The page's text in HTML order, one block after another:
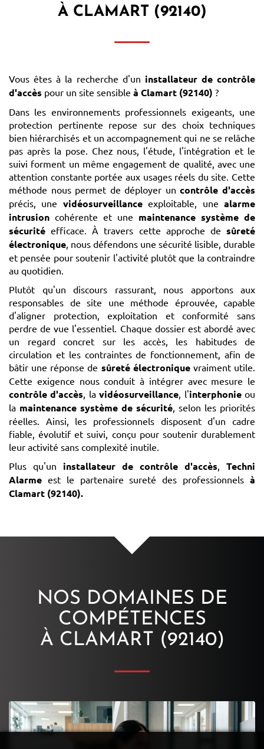
À CLAMART (92140)
Vous êtes à la recherche d'un installateur de contrôle
d'accès pour un site sensible à Clamart (92140) ?
Dans les environnements professionnels exigeants, une
protection pertinente repose sur des choix techniques
bien hiérarchisés et un accompagnement qui ne se relâche
pas après la pose. Chez nous, l'étude, l'intégration et le
suivi forment un même engagement de qualité, avec une
attention constante portée aux usages réels du site. Cette
méthode nous permet de déployer uncontrôle d'accès
précis, une vidéosurveillanceexploitable, unealarme
intrusion cohérente et une maintenance système de
sécurité efficace. À travers cette approche de sûreté
électronique , nous défendons une sécurité lisible, durable
et pensée pour soutenir l'activité plutôt que la contraindre
au quotidien.
Plutôt qu'un discours rassurant, nous apportons aux
responsables de site une méthode éprouvée, capable
d'aligner protection, exploitation et conformité sans
perdre de vue l'essentiel. Chaque dossier est abordé avec
un regard concret sur les accès, les habitudes de
circulation et les contraintes de fonctionnement, afin de
bâtir une réponse de sûreté électroniquevraiment utile.
Cette exigence nous conduit à intégrer avec mesure le
contrôle d'accès , lavidéosurveillance , l'interphonieou
la maintenance système de sécurité , selon les priorités
réelles. Ainsi, les professionnels disposent d'un cadre
fiable, évolutif et suivi, conçu pour soutenir durablement
leur activité sans complexité inutile.
Plus qu'un installateur de contrôle d'accès
Techni
Alarme est le partenaire sureté des professionnels à
Clamart (92140).
NOS DOMAINES DE
COMPÉTENCES
À CLAMART (92140)